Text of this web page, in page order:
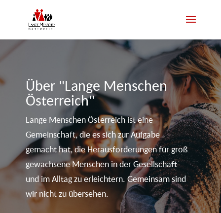
Über "Lange Menschen
Österreich"
Lange Menschen Österreich ist eine
Gemeinschaft, die es sich zur Aufgabe
gemacht hat, die Herausforderungen für groß
gewachsene Menschen in der Gesellschaft
und im Alltag zu erleichtern. Gemeinsam sind
wir nicht zu übersehen.